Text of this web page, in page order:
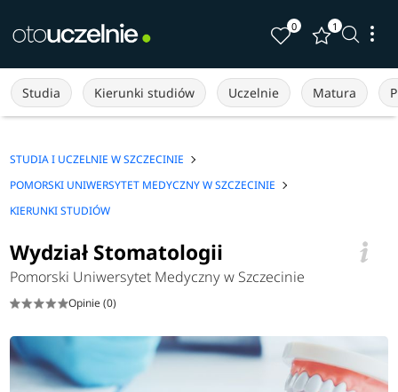
0 1
Studia Kierunki studiów Uczelnie Matura
STUDIA I UCZELNIE W SZCZECINIE
POMORSKI UNIWERSYTET MEDYCZNY W SZCZECINIE
KIERUNKI STUDIÓW
Wydział Stomatologii
Pomorski Uniwersytet Medyczny w Szczecinie
Opinie (0)